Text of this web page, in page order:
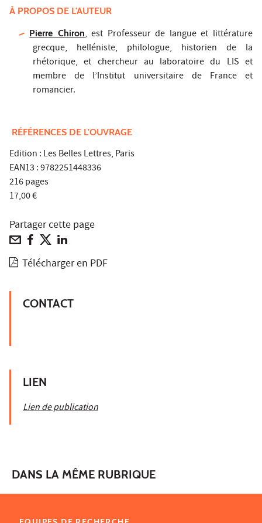
À PROPOS DE L'AUTEUR
Pierre Chiron, est Professeur de langue et littérature
grecque, helléniste, philologue, historien de la
rhétorique, et chercheur au laboratoire du LIS et
membre de l’Institut universitaire de France et
romancier.
RÉFÉRENCES DE L'OUVRAGE
Edition : Les Belles Lettres, Paris
EAN13 : 9782251448336
216 pages​
17,00 €
Partager cette page
Télécharger en PDF
CONTACT
LIEN
Lien de publication
DANS LA MÊME RUBRIQUE